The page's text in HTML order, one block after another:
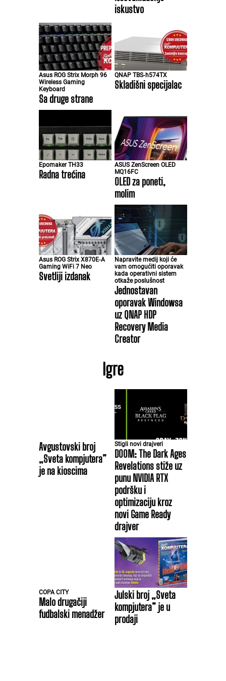
iskustvo
Asus ROG Strix Morph 96
Wireless Gaming
Keyboard
Sa druge strane
QNAP TBS‑h574TX
Skladišni specijalac
Epomaker TH33
Radna trećina
ASUS ZenScreen OLED
MQ16FC
OLED za poneti,
molim
Asus ROG Strix X870E‑A
Gaming WiFi 7 Neo
Svetliji izdanak
Napravite medij koji će
vam omogućiti oporavak
kada operativni sistem
otkaže poslušnost
Jednostavan
oporavak Windowsa
uz QNAP HDP
Recovery Media
Creator
Igre
Avgustovski broj
„Sveta kompjutera”
je na kioscima
Stigli novi drajveri
DOOM: The Dark Ages
Revelations stiže uz
punu NVIDIA RTX
podršku i
optimizaciju kroz
novi Game Ready
drajver
COPA CITY
Malo drugačiji
fudbalski menadžer
Julski broj „Sveta
kompjutera” je u
prodaji